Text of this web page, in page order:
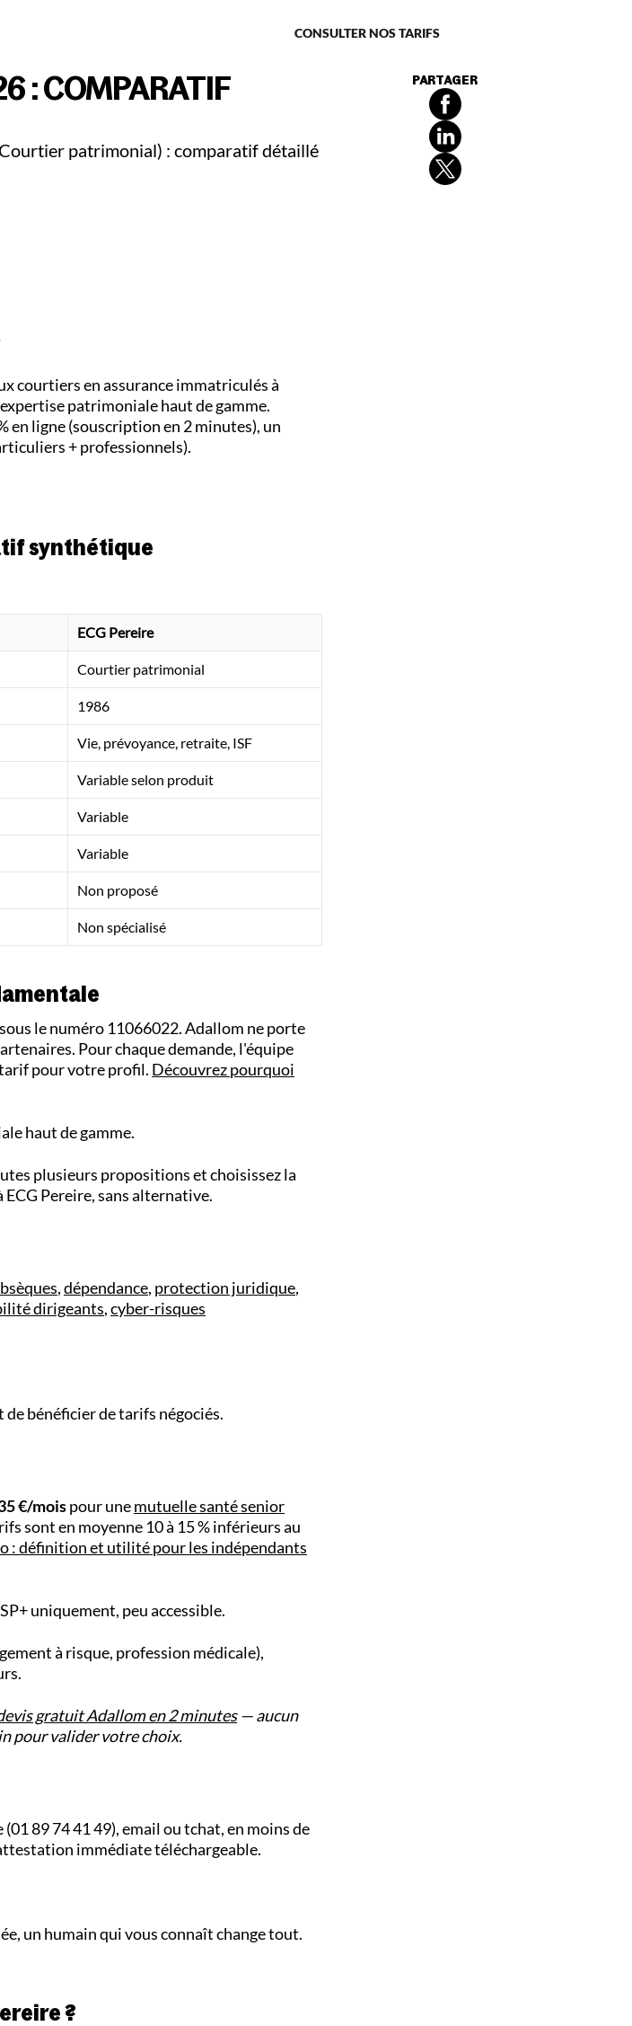
CONSULTER NOS TARIFS
: COMPARATIF
patrimonial) : comparatif détaillé
courtiers en assurance immatriculés à
patrimoniale haut de gamme.
en ligne (souscription en 2 minutes), un
+ professionnels).
synthétique
ECG Pereire
Courtier patrimonial
1986
Vie, prévoyance, retraite, ISF
Variable selon produit
Variable
Variable
Non proposé
Non spécialisé
le numéro 11066022. Adallom ne porte
Pour chaque demande, l'équipe
pour votre profil. Découvrez pourquoi
haut de gamme.
plusieurs propositions et choisissez la
Pereire, sans alternative.
,dépendance, protection juridique,
dirigeants,cyber-risques
bénéficier de tarifs négociés.
€/moispour unemutuelle santé senior
sont en moyenne 10 à 15 % inférieurs au
: définition et utilité pour les indépendants
uniquement, peu accessible.
à risque, profession médicale),
gratuit Adallom en 2 minutes— aucun
pour valider votre choix.
89 74 41 49), email ou tchat, en moins de
immédiate téléchargeable.
un humain qui vous connaît change tout.
?
PARTAGER